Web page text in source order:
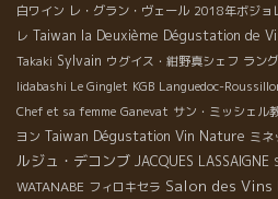
白ワイン レ・グラン・ヴェール 2018年ボジョ
レ Taiwan la Deuxième Dégustation de
Takaki Sylvain ウグイス・紺野真シェフ ラン
Iidabashi Le Ginglet KGB Languedoc-
Chef et sa femme Ganevat サン・ミッシェル
ヨン Taiwan Dégustation Vin Nature ミネ
ルジュ・デコンブ JACQUES LASSAIGNE
WATANABE フィロキセラ Salon des